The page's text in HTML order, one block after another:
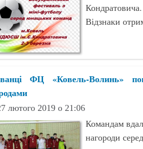
Відзнаки
ФЦ «Ковель-Волинь»
лютого 2019 о 21:06
Командам
нагороди